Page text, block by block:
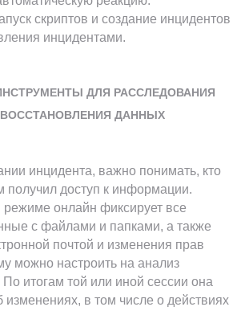
скриптов и создание инцидентов
инцидентами.
ДЛЯ РАССЛЕДОВАНИЯ
ДАННЫХ
инцидента, важно понимать, кто
получил доступ к информации.
режиме онлайн фиксирует все
с файлами и папками, а также
почтой и изменения прав
можно настроить на анализ
итогам той или иной сессии она
изменениях, в том числе о действиях
о
система класса